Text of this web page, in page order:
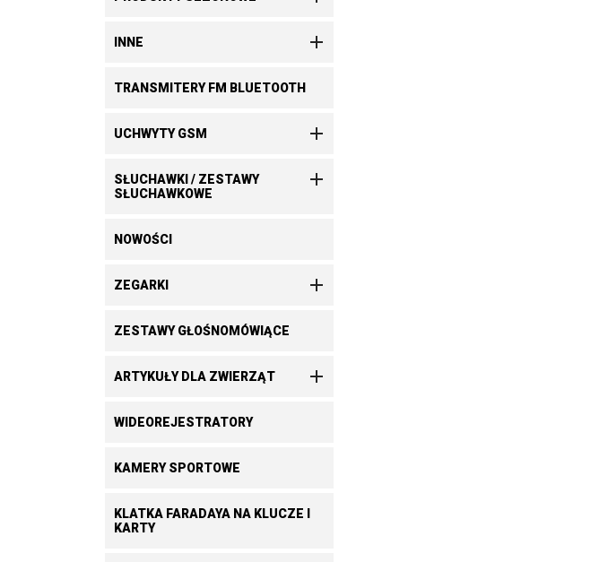
INNE 
TRANSMITERY FM BLUETOOTH
UCHWYTY GSM 
SŁUCHAWKI / ZESTAWY
SŁUCHAWKOWE

NOWOŚCI
ZEGARKI 
ZESTAWY GŁOŚNOMÓWIĄCE
ARTYKUŁY DLA ZWIERZĄT 
WIDEOREJESTRATORY
KAMERY SPORTOWE
KLATKA FARADAYA NA KLUCZE I
KARTY